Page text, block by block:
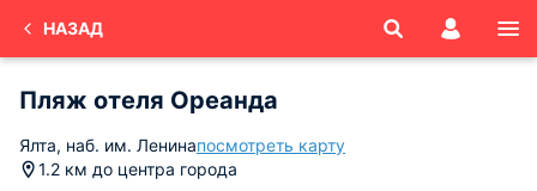
НАЗАД
Пляж отеля Ореанда
Ялта, наб. им. Ленинапосмотреть карту
1.2 км до центра города